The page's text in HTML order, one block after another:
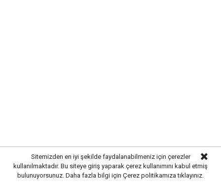
ÇALIŞMALARA DESTEK
Mahalle sakinleri,uzun süredir beklenen altyapı
Sitemizden en iyi şekilde faydalanabilmeniz için çerezler
kullanılmaktadır. Bu siteye giriş yaparak çerez kullanımını kabul etmiş
bulunuyorsunuz. Daha fazla bilgi için Çerez politikamıza tıklayınız.